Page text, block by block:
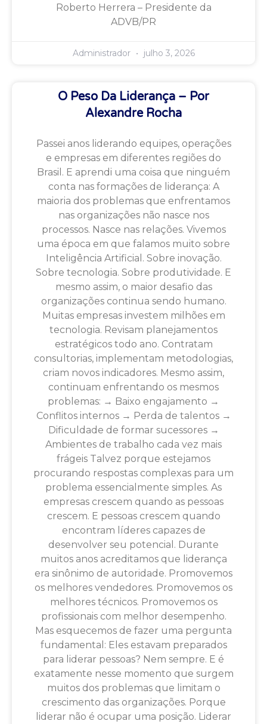
Roberto Herrera – Presidente da
ADVB/PR
Administrador julho 3, 2026
O Peso Da Liderança – Por
Alexandre Rocha
Passei anos liderando equipes, operações
e empresas em diferentes regiões do
Brasil. E aprendi uma coisa que ninguém
conta nas formações de liderança: A
maioria dos problemas que enfrentamos
nas organizações não nasce nos
processos. Nasce nas relações. Vivemos
uma época em que falamos muito sobre
Inteligência Artificial. Sobre inovação.
Sobre tecnologia. Sobre produtividade. E
mesmo assim, o maior desafio das
organizações continua sendo humano.
Muitas empresas investem milhões em
tecnologia. Revisam planejamentos
estratégicos todo ano. Contratam
consultorias, implementam metodologias,
criam novos indicadores. Mesmo assim,
continuam enfrentando os mesmos
problemas: → Baixo engajamento →
Conflitos internos → Perda de talentos →
Dificuldade de formar sucessores →
Ambientes de trabalho cada vez mais
frágeis Talvez porque estejamos
procurando respostas complexas para um
problema essencialmente simples. As
empresas crescem quando as pessoas
crescem. E pessoas crescem quando
encontram líderes capazes de
desenvolver seu potencial. Durante
muitos anos acreditamos que liderança
era sinônimo de autoridade. Promovemos
os melhores vendedores. Promovemos os
melhores técnicos. Promovemos os
profissionais com melhor desempenho.
Mas esquecemos de fazer uma pergunta
fundamental: Eles estavam preparados
para liderar pessoas? Nem sempre. E é
exatamente nesse momento que surgem
muitos dos problemas que limitam o
crescimento das organizações. Porque
liderar não é ocupar uma posição. Liderar